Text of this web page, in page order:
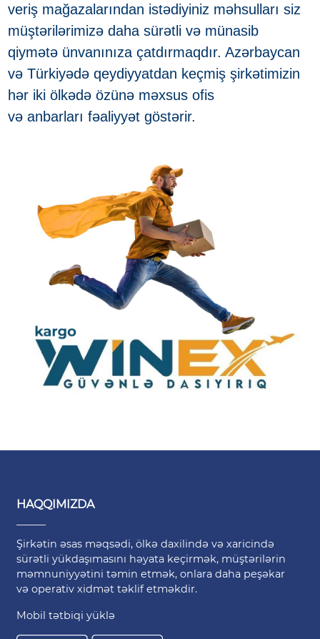
veriş mağazalarından istədiyiniz məhsulları siz
müştərilərimizə daha sürətli və münasib
qiymətə ünvanınıza çatdırmaqdır. Azərbaycan
və Türkiyədə qeydiyyatdan keçmiş şirkətimizin
hər iki ölkədə özünə məxsus ofis
və anbarları fəaliyyət göstərir.
HAQQIMIZDA
Şirkətin əsas məqsədi, ölkə daxilində və xaricində
sürətli yükdaşımasını həyata keçirmək, müştərilərin
məmnuniyyətini təmin etmək, onlara daha peşəkar
və operativ xidmət təklif etməkdir.
Mobil tətbiqi yüklə